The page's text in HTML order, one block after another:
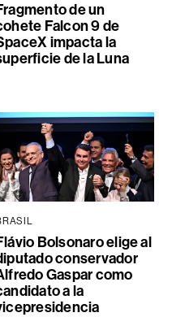
de un
Falcon 9 de
impacta la
de la Luna
Bolsonaro elige al
conservador
Gaspar como
a la